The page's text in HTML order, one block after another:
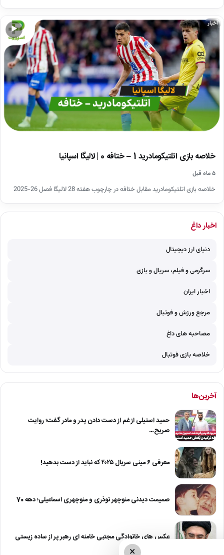
▶
اخبار
خلاصه بازی اتلتیکومادرید 1 – ختافه 0 | لالیگا اسپانیا
۵ ماه قبل
خلاصه بازی اتلتیکومادرید مقابل ختافه در چارچوب هفته 28 لالیگا فصل 26-2025
اخبار داغ
دنیای ارز دیجیتال
سرگرمی و فیلم، سریال و بازی
اخبار ایران
مرجع ورزش و فوتبال
مصاحبه های داغ
خلاصه بازی فوتبال
آخرین‌ها
حمید استیلی از غم از دست دادن پدر و مادر گفت؛ روایت
صریح…
معرفی ۶ مینی سریال ۲۰۲۵ که نباید از دست بدهید!
صمیمت دیدنی منوچهر نوذری و منوچهری اسماعیلی؛ دهه 70
عکس های خانوادگی مجتبی خامنه ای رهبر پر از ساده زیستی